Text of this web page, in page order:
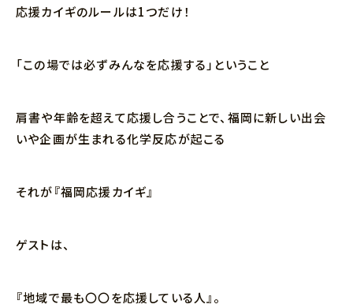
応援カイギのルールは1つだけ！
「この場では必ずみんなを応援する」ということ
肩書や年齢を超えて応援し合うことで、福岡に新しい出会
いや企画が生まれる化学反応が起こる
それが『福岡応援カイギ』
ゲストは、
『地域で最も〇〇を応援している人』。